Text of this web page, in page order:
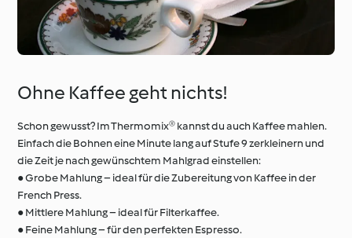
Ohne Kaffee geht nichts!
Schon gewusst? Im Thermomix® kannst du auch Kaffee mahlen.
Einfach die Bohnen eine Minute lang auf Stufe 9 zerkleinern und
die Zeit je nach gewünschtem Mahlgrad einstellen:
● Grobe Mahlung – ideal für die Zubereitung von Kaffee in der
French Press.
● Mittlere Mahlung – ideal für Filterkaffee.
● Feine Mahlung – für den perfekten Espresso.